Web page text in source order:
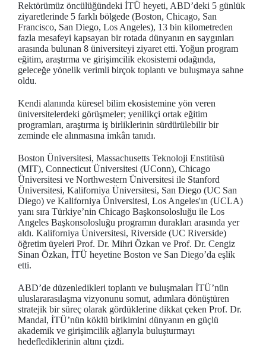
Rektörümüz öncülüğündeki İTÜ heyeti, ABD’deki 5 günlük
ziyaretlerinde 5 farklı bölgede (Boston, Chicago, San
Francisco, San Diego, Los Angeles), 13 bin kilometreden
fazla mesafeyi kapsayan bir rotada dünyanın en saygınları
arasında bulunan 8 üniversiteyi ziyaret etti. Yoğun program
eğitim, araştırma ve girişimcilik ekosistemi odağında,
geleceğe yönelik verimli birçok toplantı ve buluşmaya sahne
oldu.
Kendi alanında küresel bilim ekosistemine yön veren
üniversitelerdeki görüşmeler; yenilikçi ortak eğitim
programları, araştırma iş birliklerinin sürdürülebilir bir
zeminde ele alınmasına imkân tanıdı.
Boston Üniversitesi, Massachusetts Teknoloji Enstitüsü
(MIT), Connecticut Üniversitesi (UConn), Chicago
Üniversitesi ve Northwestern Üniversitesi ile Stanford
Üniversitesi, Kaliforniya Üniversitesi, San Diego (UC San
Diego) ve Kaliforniya Üniversitesi, Los Angeles'ın (UCLA)
yanı sıra Türkiye’nin Chicago Başkonsolosluğu ile Los
Angeles Başkonsolosluğu programın durakları arasında yer
aldı. Kaliforniya Üniversitesi, Riverside (UC Riverside)
öğretim üyeleri Prof. Dr. Mihri Özkan ve Prof. Dr. Cengiz
Sinan Özkan, İTÜ heyetine Boston ve San Diego’da eşlik
etti.
ABD’de düzenledikleri toplantı ve buluşmaları İTÜ’nün
uluslararasılaşma vizyonunu somut, adımlara dönüştüren
stratejik bir süreç olarak gördüklerine dikkat çeken Prof. Dr.
Mandal, İTÜ’nün köklü birikimini dünyanın en güçlü
akademik ve girişimcilik ağlarıyla buluşturmayı
hedeflediklerinin altını çizdi.